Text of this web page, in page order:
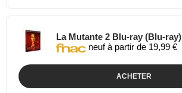
La Mutante 2 Blu-ray (Blu-ray)
neuf à partir de 19,99 €
ACHETER